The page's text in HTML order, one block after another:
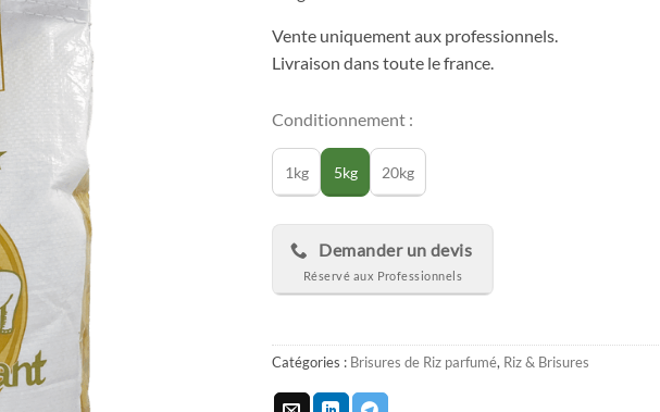
Vente uniquement aux professionnels.
Livraison dans toute le france.
Conditionnement :
1kg 5kg 20kg
Demander un devis
Catégories : Brisures de Riz parfumé, Riz & Brisures